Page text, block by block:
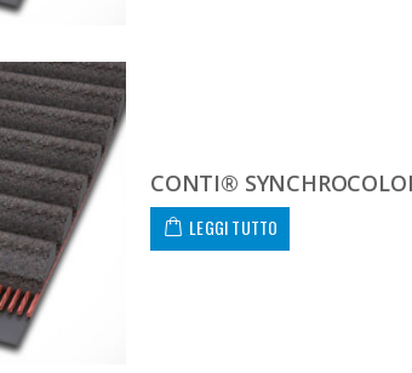
CONTI®
LEGGI TUTTO